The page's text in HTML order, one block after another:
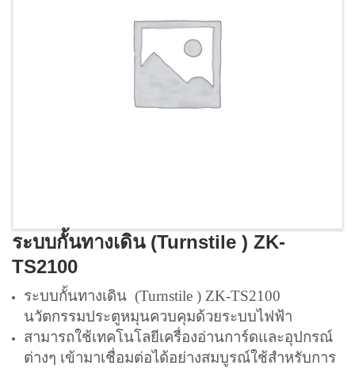
ระบบกั้นทางเดิน (Turnstile ) ZK-
TS2100
ระบบกั้นทางเดิน (Turnstile ) ZK-TS2100
นวัตกรรมประตูหมุนควบคุมด้วยระบบไฟฟ้า
สามารถใช้เทคโนโลยีเครื่องอ่านการ์ดและอุปกรณ์
ต่างๆ เข้ามาเชื่อมต่อได้อย่างสมบูรณ์ใช้สำหรับการ